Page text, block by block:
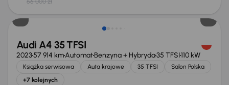
66 000 zł
Taniej o 3 000 zł
Audi A4 35 TFSI
202357 914 kmAutomatBenzyna + Hybryda35 TFSI110 kW
Książka serwisowa Auta krajowe 35 TFSI
Salon Polska
+7 kolejnych